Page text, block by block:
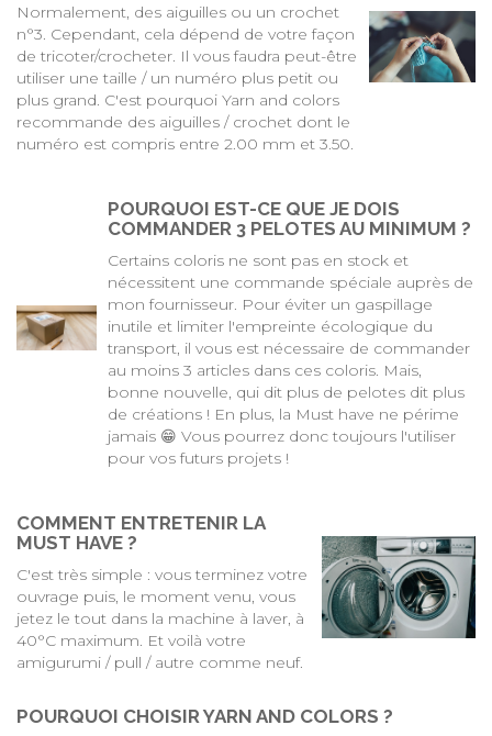
Normalement, des aiguilles ou un crochet
n°3. Cependant, cela dépend de votre façon
de tricoter/crocheter. Il vous faudra peut-être
utiliser une taille / un numéro plus petit ou
plus grand. C'est pourquoi Yarn and colors
recommande des aiguilles / crochet dont le
numéro est compris entre 2.00 mm et 3.50.
POURQUOI EST-CE QUE JE DOIS
COMMANDER 3 PELOTES AU MINIMUM ?
Certains coloris ne sont pas en stock et
nécessitent une commande spéciale auprès de
mon fournisseur. Pour éviter un gaspillage
inutile et limiter l'empreinte écologique du
transport, il vous est nécessaire de commander
au moins 3 articles dans ces coloris. Mais,
bonne nouvelle, qui dit plus de pelotes dit plus
de créations ! En plus, la Must have ne périme
jamais 😁 Vous pourrez donc toujours l'utiliser
pour vos futurs projets !
COMMENT ENTRETENIR LA
MUST HAVE ?
C'est très simple : vous terminez votre
ouvrage puis, le moment venu, vous
jetez le tout dans la machine à laver, à
40°C maximum. Et voilà votre
amigurumi / pull / autre comme neuf.
POURQUOI CHOISIR YARN AND COLORS ?